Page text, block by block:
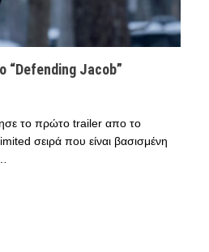
Jacob”
το πρώτο trailer απο το
σειρά που είναι βασισμένη